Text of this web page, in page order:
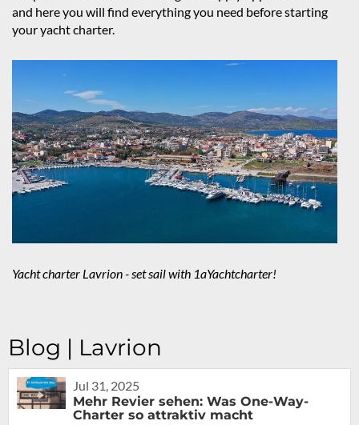
and here you will find everything you need before starting
your yacht charter.
Yacht charter Lavrion - set sail with 1aYachtcharter!
Blog | Lavrion
Jul 31, 2025
Mehr Revier sehen: Was One-Way-
Charter so attraktiv macht